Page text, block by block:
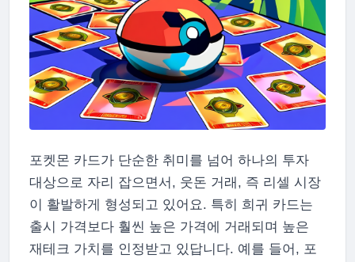
포켓몬 카드가 단순한 취미를 넘어 하나의 투자
대상으로 자리 잡으면서, 웃돈 거래, 즉 리셀 시장
이 활발하게 형성되고 있어요. 특히 희귀 카드는
출시 가격보다 훨씬 높은 가격에 거래되며 높은
재테크 가치를 인정받고 있답니다. 예를 들어, 포